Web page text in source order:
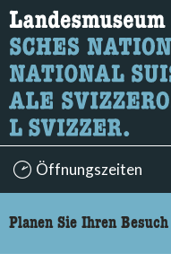
Wonach
Hier können Sie nach
Öffnungszeiten
Planen Sie Ihren Besuch